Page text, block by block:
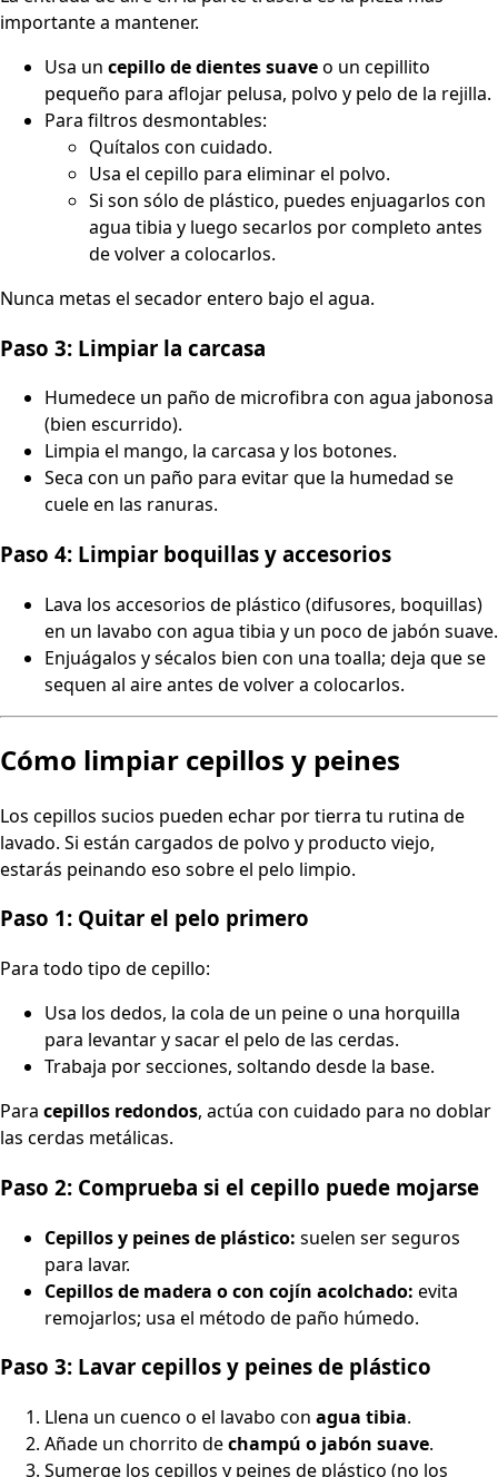
importante a mantener.
Usa un cepillo de dientes suaveo un cepillito
pequeño para aflojar pelusa, polvo y pelo de la rejilla.
Para filtros desmontables:
Quítalos con cuidado.
Usa el cepillo para eliminar el polvo.
Si son sólo de plástico, puedes enjuagarlos con
agua tibia y luego secarlos por completo antes
de volver a colocarlos.
Nunca metas el secador entero bajo el agua.
Paso 3: Limpiar la carcasa
Humedece un paño de microfibra con agua jabonosa
(bien escurrido).
Limpia el mango, la carcasa y los botones.
Seca con un paño para evitar que la humedad se
cuele en las ranuras.
Paso 4: Limpiar boquillas y accesorios
Lava los accesorios de plástico (difusores, boquillas)
en un lavabo con agua tibia y un poco de jabón suave.
Enjuágalos y sécalos bien con una toalla; deja que se
sequen al aire antes de volver a colocarlos.
Cómo limpiar cepillos y peines
Los cepillos sucios pueden echar por tierra tu rutina de
lavado. Si están cargados de polvo y producto viejo,
estarás peinando eso sobre el pelo limpio.
Paso 1: Quitar el pelo primero
Para todo tipo de cepillo:
Usa los dedos, la cola de un peine o una horquilla
para levantar y sacar el pelo de las cerdas.
Trabaja por secciones, soltando desde la base.
Para cepillos redondos, actúa con cuidado para no doblar
las cerdas metálicas.
Paso 2: Comprueba si el cepillo puede mojarse
Cepillos y peines de plástico: suelen ser seguros
para lavar.
Cepillos de madera o con cojín acolchado: evita
remojarlos; usa el método de paño húmedo.
Paso 3: Lavar cepillos y peines de plástico
Llena un cuenco o el lavabo con agua tibia.
Añade un chorrito dechampú o jabón suave.
Sumerge los cepillos y peines de plástico (no los